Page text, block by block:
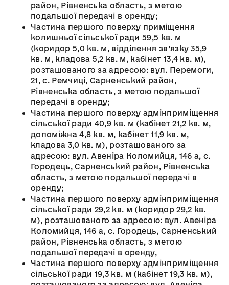
район, Рівненська область, з метою
подальшої передачі в оренду;
Частина першого поверху приміщення
колишньої сільської ради 59,5 кв. м
(коридор 5,0 кв. м, відділення зв’язку 35,9
кв. м, кладова 5,2 кв. м, кабінет 13,4 кв. м),
розташованого за адресою: вул. Перемоги,
21, с. Ремчиці, Сарненський район,
Рівненська область, з метою подальшої
передачі в оренду;
Частина першого поверху адмінприміщення
сільської ради 40,9 кв. м (кабінет 21,2 кв. м,
допоміжна 4,8 кв. м, кабінет 11,9 кв. м,
кладова 3,0 кв. м), розташованого за
адресою: вул. Авеніра Коломийця, 146 а, с.
Городець, Сарненський район, Рівненська
область, з метою подальшої передачі в
оренду;
Частина першого поверху адмінприміщення
сільської ради 29,2 кв. м (коридор 29,2 кв.
м), розташованого за адресою: вул. Авеніра
Коломийця, 146 а, с. Городець, Сарненський
район, Рівненська область, з метою
подальшої передачі в оренду,
Частина першого поверху адмінприміщення
сільської ради 19,3 кв. м (кабінет 19,3 кв. м),